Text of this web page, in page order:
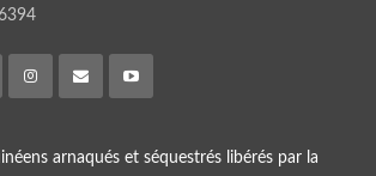
arnaqués et séquestrés libérés par la